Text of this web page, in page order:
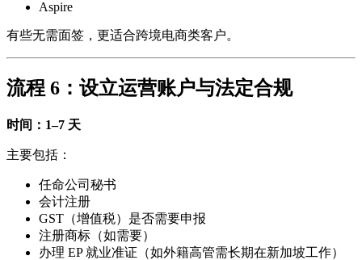
Aspire
有些无需面签，更适合跨境电商类客户。
流程 6：设立运营账户与法定合规
时间：1–7 天
主要包括：
任命公司秘书
会计注册
GST（增值税）是否需要申报
注册商标（如需要）
办理 EP 就业准证（如外籍高管需长期在新加坡工作）